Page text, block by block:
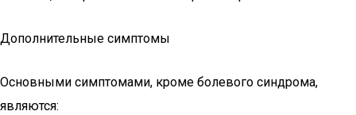
Дополнительные симптомы
Основными симптомами, кроме болевого синдрома,
являются: